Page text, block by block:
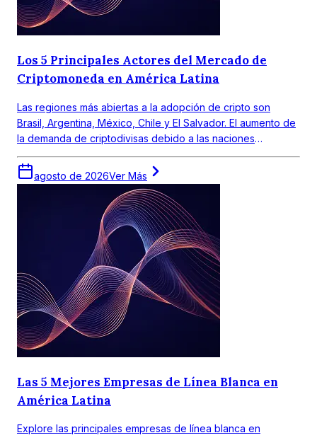
Los 5 Principales Actores del Mercado de
Criptomoneda en América Latina
Las regiones más abiertas a la adopción de cripto son
Brasil, Argentina, México, Chile y El Salvador. El aumento de
la demanda de criptodivisas debido a las naciones
emergentes y las economías en desarrollo está mostrando
fuertes proyecciones de crecimiento.
agosto de 2026Ver Más
Las 5 Mejores Empresas de Línea Blanca en
América Latina
Explore las principales empresas de línea blanca en